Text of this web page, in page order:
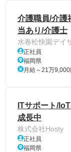
介護職員/介護
当あり/介護士
水卷松快園デイ
正社員
福岡県
月給～21万9,000
ITサポート/
成長中
株式会社Hosty
正社員
福岡県